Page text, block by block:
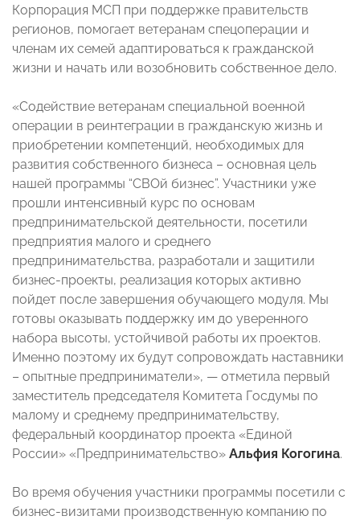
Корпорация МСП при поддержке правительств
регионов, помогает ветеранам спецоперации и
членам их семей адаптироваться к гражданской
жизни и начать или возобновить собственное дело.
«Содействие ветеранам специальной военной
операции в реинтеграции в гражданскую жизнь и
приобретении компетенций, необходимых для
развития собственного бизнеса – основная цель
нашей программы “СВОй бизнес”. Участники уже
прошли интенсивный курс по основам
предпринимательской деятельности, посетили
предприятия малого и среднего
предпринимательства, разработали и защитили
бизнес-проекты, реализация которых активно
пойдет после завершения обучающего модуля. Мы
готовы оказывать поддержку им до уверенного
набора высоты, устойчивой работы их проектов.
Именно поэтому их будут сопровождать наставники
– опытные предприниматели», — отметила первый
заместитель председателя Комитета Госдумы по
малому и среднему предпринимательству,
федеральный координатор проекта «Единой
России» «Предпринимательство» Альфия Когогина.
Во время обучения участники программы посетили с
бизнес-визитами производственную компанию по